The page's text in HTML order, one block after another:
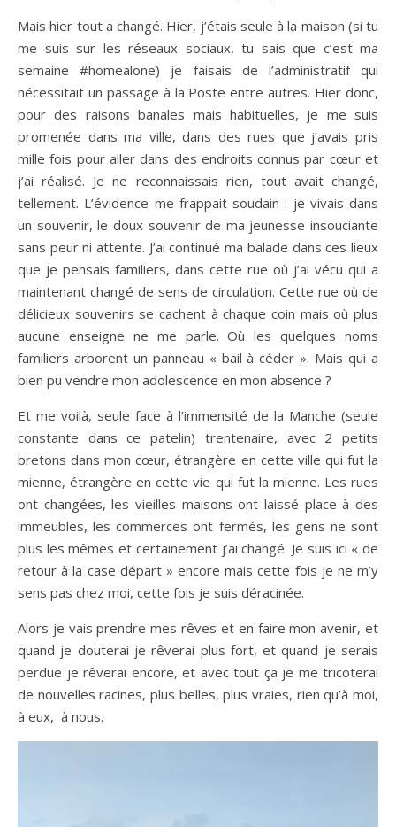
Mais hier tout a changé. Hier, j’étais seule à la maison (si tu
me suis sur les réseaux sociaux, tu sais que c’est ma
semaine #homealone) je faisais de l’administratif qui
nécessitait un passage à la Poste entre autres. Hier donc,
pour des raisons banales mais habituelles, je me suis
promenée dans ma ville, dans des rues que j’avais pris
mille fois pour aller dans des endroits connus par cœur et
j’ai réalisé. Je ne reconnaissais rien, tout avait changé,
tellement. L’évidence me frappait soudain : je vivais dans
un souvenir, le doux souvenir de ma jeunesse insouciante
sans peur ni attente. J’ai continué ma balade dans ces lieux
que je pensais familiers, dans cette rue où j’ai vécu qui a
maintenant changé de sens de circulation. Cette rue où de
délicieux souvenirs se cachent à chaque coin mais où plus
aucune enseigne ne me parle. Où les quelques noms
familiers arborent un panneau « bail à céder ». Mais qui a
bien pu vendre mon adolescence en mon absence ?
Et me voilà, seule face à l’immensité de la Manche (seule
constante dans ce patelin) trentenaire, avec 2 petits
bretons dans mon cœur, étrangère en cette ville qui fut la
mienne, étrangère en cette vie qui fut la mienne. Les rues
ont changées, les vieilles maisons ont laissé place à des
immeubles, les commerces ont fermés, les gens ne sont
plus les mêmes et certainement j’ai changé. Je suis ici « de
retour à la case départ » encore mais cette fois je ne m’y
sens pas chez moi, cette fois je suis déracinée.
Alors je vais prendre mes rêves et en faire mon avenir, et
quand je douterai je rêverai plus fort, et quand je serais
perdue je rêverai encore, et avec tout ça je me tricoterai
de nouvelles racines, plus belles, plus vraies, rien qu’à moi,
à eux, à nous.